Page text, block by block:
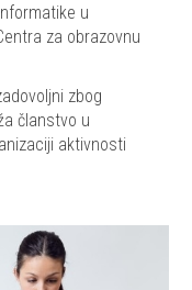
u
za obrazovnu
zbog
članstvo u
aktivnosti